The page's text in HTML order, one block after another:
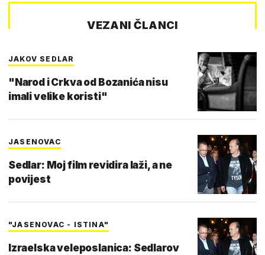
VEZANI ČLANCI
JAKOV SEDLAR
"Narod i Crkva od Bozanića nisu
imali velike koristi"
JASENOVAC
Sedlar: Moj film revidira laži, a ne
povijest
"JASENOVAC - ISTINA"
Izraelska veleposlanica: Sedlarov